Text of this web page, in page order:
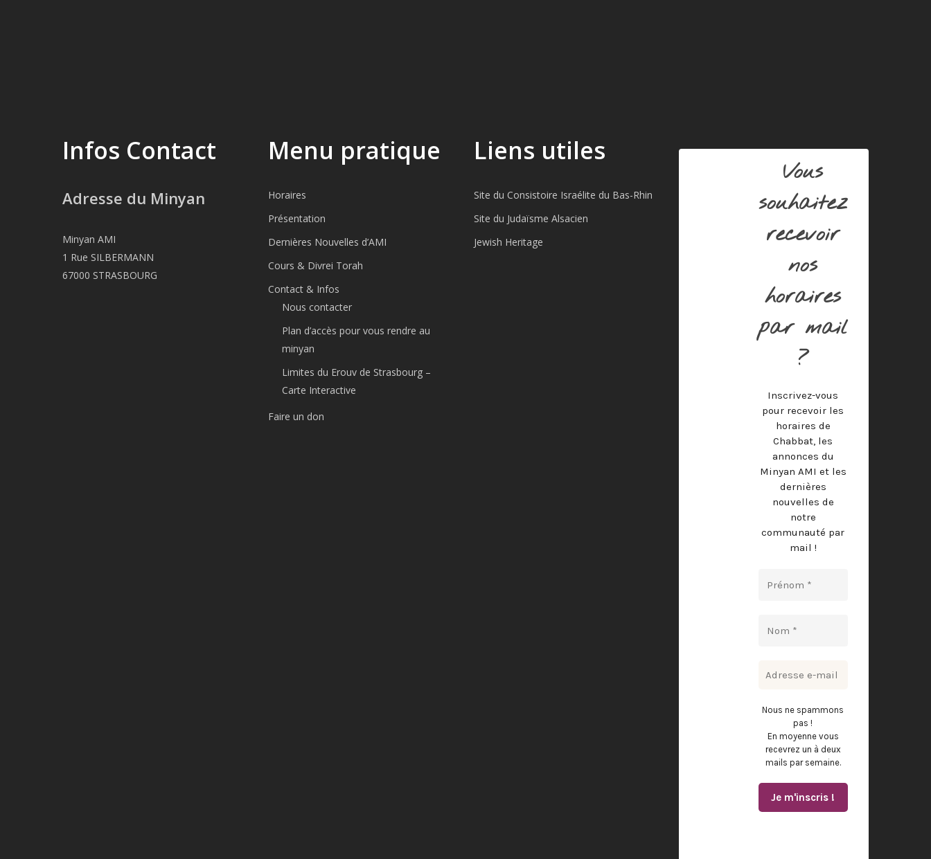
Infos Contact
Adresse du Minyan
Minyan AMI
1 Rue SILBERMANN
67000 STRASBOURG
Menu pratique
Horaires
Présentation
Dernières Nouvelles d’AMI
Cours & Divrei Torah
Contact & Infos
Nous contacter
Plan d’accès pour vous rendre au
minyan
Limites du Erouv de Strasbourg –
Carte Interactive
Faire un don
Liens utiles
Site du Consistoire Israélite du Bas-Rhin
Site du Judaïsme Alsacien
Jewish Heritage
Vous
souhaitez
recevoir
nos
horaires
par mail
?
Inscrivez-vous
pour recevoir les
horaires de
Chabbat, les
annonces du
Minyan AMI et les
dernières
nouvelles de
notre
communauté par
mail !
Nous ne spammons
pas !
En moyenne vous
recevrez un à deux
mails par semaine.